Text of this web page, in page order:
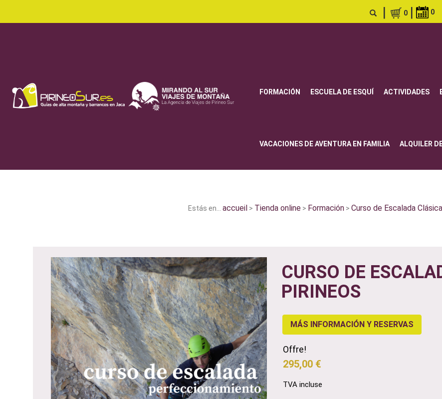
| 0 | 0
FORMACIÓN ESCUELA DE ESQUÍ ACTIVIDADES
VACACIONES DE AVENTURA EN FAMILIA ALQUILER
Estás en... accueil > Tienda online> Formación> Curso de Escalada
CURSO DE
PIRINEOS
MÁS INFORMACIÓN Y RESERVAS
Offre!
295,00 €
TVA incluse